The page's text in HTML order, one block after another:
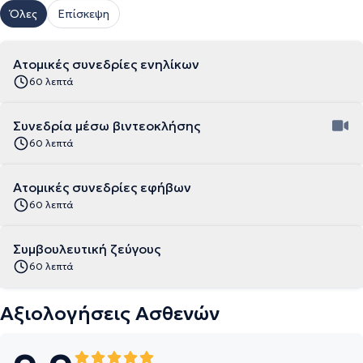
Όλες Επίσκεψη
Ατομικές συνεδρίες ενηλίκων
60 λεπτά
Συνεδρία μέσω βιντεοκλήσης
60 λεπτά
Ατομικές συνεδρίες εφήβων
60 λεπτά
Συμβουλευτική ζεύγους
60 λεπτά
Αξιολογήσεις Ασθενών